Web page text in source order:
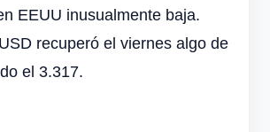
EEUU inusualmente baja.
recuperó el viernes algo de
el 3.317.